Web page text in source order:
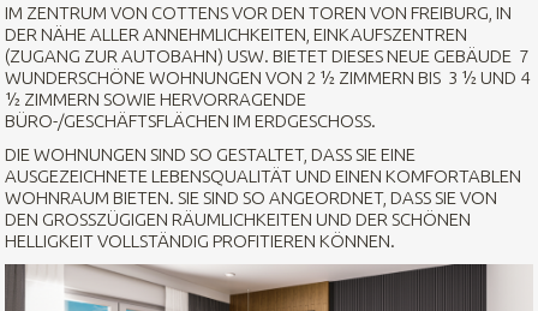
IM ZENTRUM VON COTTENS VOR DEN TOREN VON FREIBURG, IN
DER NÄHE ALLER ANNEHMLICHKEITEN, EINKAUFSZENTREN
(ZUGANG ZUR AUTOBAHN) USW. BIETET DIESES NEUE GEBÄUDE 7
WUNDERSCHÖNE WOHNUNGEN VON 2 ½ ZIMMERN BIS 3 ½ UND 4
½ ZIMMERN SOWIE HERVORRAGENDE
BÜRO-/GESCHÄFTSFLÄCHEN IM ERDGESCHOSS.
DIE WOHNUNGEN SIND SO GESTALTET, DASS SIE EINE
AUSGEZEICHNETE LEBENSQUALITÄT UND EINEN KOMFORTABLEN
WOHNRAUM BIETEN. SIE SIND SO ANGEORDNET, DASS SIE VON
DEN GROSSZÜGIGEN RÄUMLICHKEITEN UND DER SCHÖNEN
HELLIGKEIT VOLLSTÄNDIG PROFITIEREN KÖNNEN.